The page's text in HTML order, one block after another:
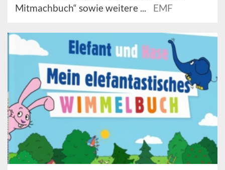
Mitmachbuch“ sowie weitere ...
EMF